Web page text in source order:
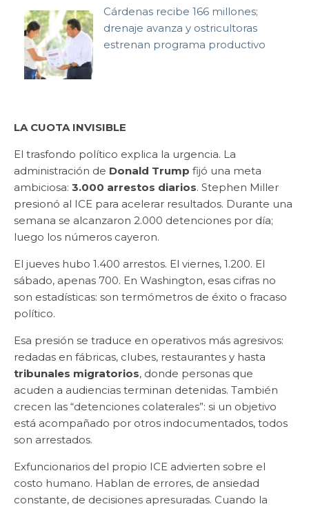
Cárdenas recibe 166 millones;
drenaje avanza y ostricultoras
estrenan programa productivo
LA CUOTA INVISIBLE
El trasfondo político explica la urgencia. La
administración de Donald Trump fijó una meta
ambiciosa: 3.000 arrestos diarios. Stephen Miller
presionó al ICE para acelerar resultados. Durante una
semana se alcanzaron 2.000 detenciones por día;
luego los números cayeron.
El jueves hubo 1.400 arrestos. El viernes, 1.200. El
sábado, apenas 700. En Washington, esas cifras no
son estadísticas: son termómetros de éxito o fracaso
político.
Esa presión se traduce en operativos más agresivos:
redadas en fábricas, clubes, restaurantes y hasta
tribunales migratorios, donde personas que
acuden a audiencias terminan detenidas. También
crecen las “detenciones colaterales”: si un objetivo
está acompañado por otros indocumentados, todos
son arrestados.
Exfuncionarios del propio ICE advierten sobre el
costo humano. Hablan de errores, de ansiedad
constante, de decisiones apresuradas. Cuando la